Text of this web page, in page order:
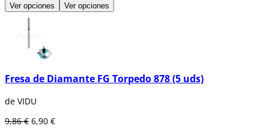
Ver opciones Ver opciones
Fresa de Diamante FG Torpedo 878 (5 uds)
de VIDU
9,86 € 6,90 €